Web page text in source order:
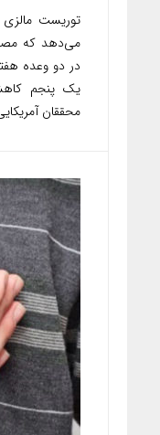
توریست
می‌دهد که
در دو وعده
یک پنجم
محققان